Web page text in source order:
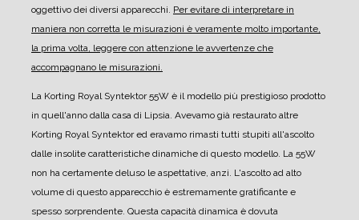
oggettivo dei diversi apparecchi. Per evitare di interpretare in
maniera non corretta le misurazioni è veramente molto importante,
la prima volta, leggere con attenzione le avvertenze che
accompagnano le misurazioni.
La Korting Royal Syntektor 55W è il modello più prestigioso prodotto
in quell'anno dalla casa di Lipsia. Avevamo già restaurato altre
Korting Royal Syntektor ed eravamo rimasti tutti stupiti all'ascolto
dalle insolite caratteristiche dinamiche di questo modello. La 55W
non ha certamente deluso le aspettative, anzi. L'ascolto ad alto
volume di questo apparecchio è estremamente gratificante e
spesso sorprendente. Questa capacità dinamica è dovuta